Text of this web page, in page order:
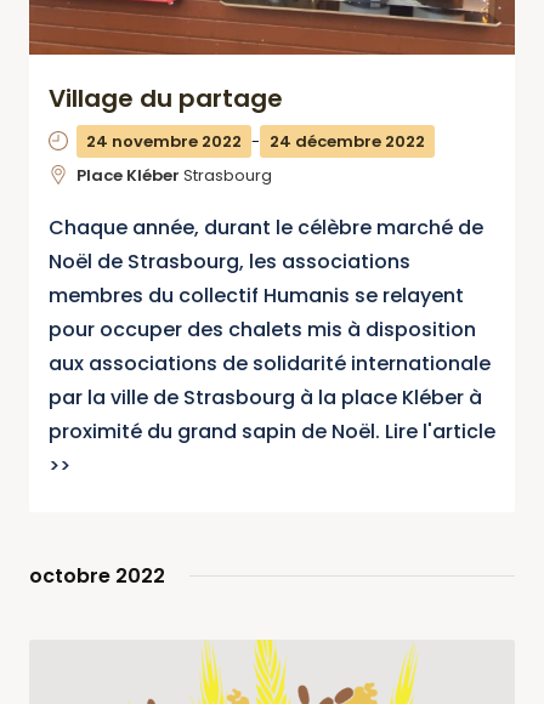
Village du partage
24 novembre 2022 - 24 décembre 2022
Place Kléber Strasbourg
Chaque année, durant le célèbre marché de
Noël de Strasbourg, les associations
membres du collectif Humanis se relayent
pour occuper des chalets mis à disposition
aux associations de solidarité internationale
par la ville de Strasbourg à la place Kléber à
proximité du grand sapin de Noël. Lire l'article
>>
octobre 2022